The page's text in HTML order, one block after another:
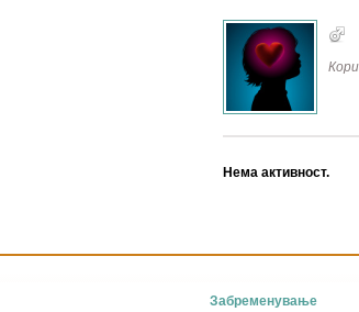
Нема активност.
Забременување